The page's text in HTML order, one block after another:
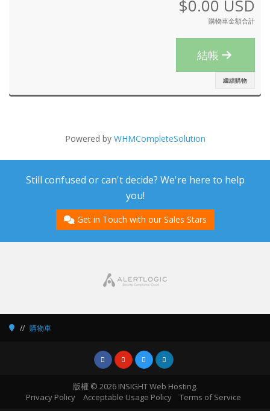
$0.00 USD
購物車金額合計
結帳
繼續購物
Powered by WHMCompleteSolution
Still confused or can't decide? We're here to help
you!
Get in Touch with our Sales Stars
購物車
版權 © 2026 INSIGHT Web Hosting.
Privacy Policy
Acceptable Usage Policy Terms of Service